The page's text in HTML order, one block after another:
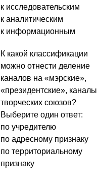
к исследовательским
к аналитическим
к информационным
К какой классификации
можно отнести деление
каналов на «мэрские»,
«президентские», каналы
творческих союзов?
Выберите один ответ:
по учредителю
по адресному признаку
по территориальному
признаку